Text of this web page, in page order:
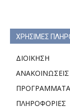
ΧΡΗΣΙΜΕΣ
ΔΙΟΙΚΗΣΗ
ΑΝΑΚΟΙΝΩΣΕΙΣ
ΠΡΟΓΡΑΜΜΑΤΑ
ΠΛΗΡΟΦΟΡΙΕΣ